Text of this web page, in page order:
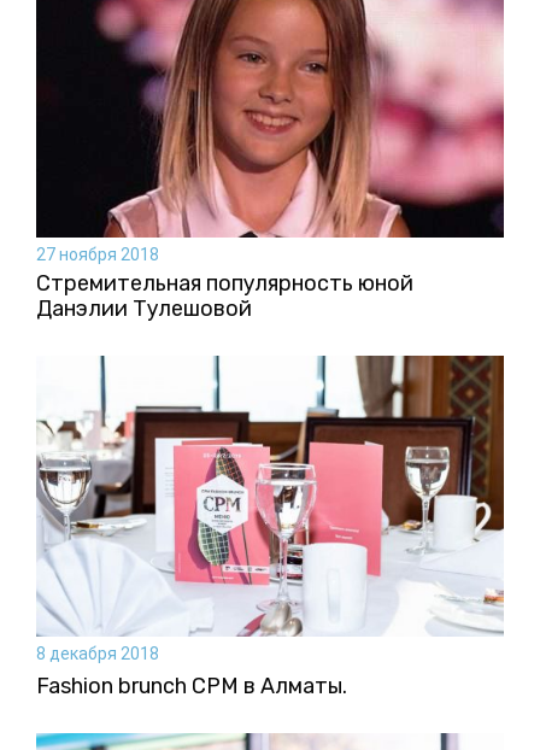
27 ноября 2018
Стремительная популярность юной
Данэлии Тулешовой
8 декабря 2018
Fashion brunch CPM в Алматы.